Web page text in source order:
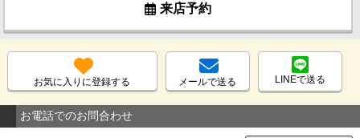
来店予約
お気に入りに登録する メールで送る LINEで送る
お電話でのお問合わせ